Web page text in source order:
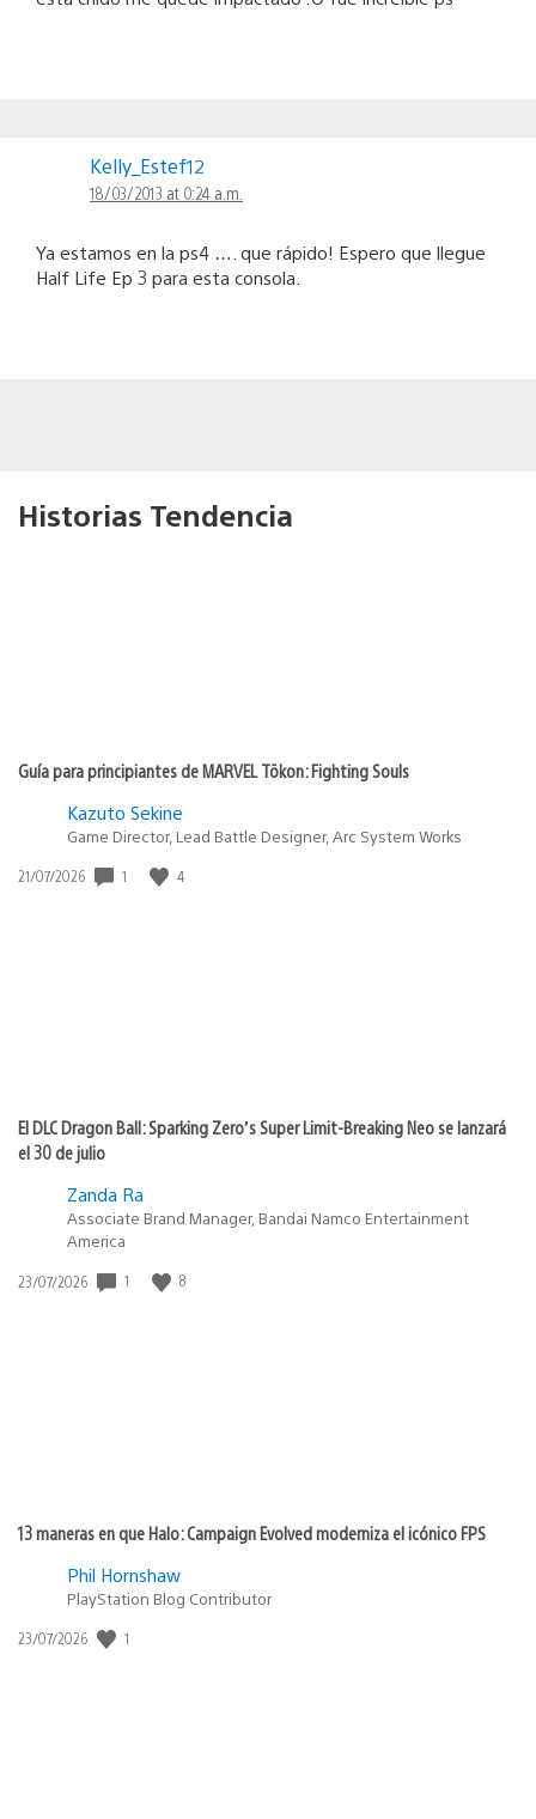
Kelly_Estef12
18/03/2013 at 0:24 a.m.
Ya estamos en la ps4 …. que rápido! Espero que llegue
Half Life Ep 3 para esta consola.
Historias Tendencia
Guía para principiantes de MARVEL Tōkon: Fighting Souls
Kazuto Sekine
Game Director, Lead Battle Designer, Arc System Works
Fecha
21/07/2026 1 4
El DLC Dragon Ball: Sparking Zero’s Super Limit-Breaking Neo se lanzará
el 30 de julio
Zanda Ra
Associate Brand Manager, Bandai Namco Entertainment
America
Fecha
23/07/2026 1 8
13 maneras en que Halo: Campaign Evolved moderniza el icónico FPS
Phil Hornshaw
PlayStation Blog Contributor
Fecha
23/07/2026 1